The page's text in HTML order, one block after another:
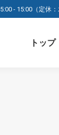
5:00 - 15:00（定休
トップ